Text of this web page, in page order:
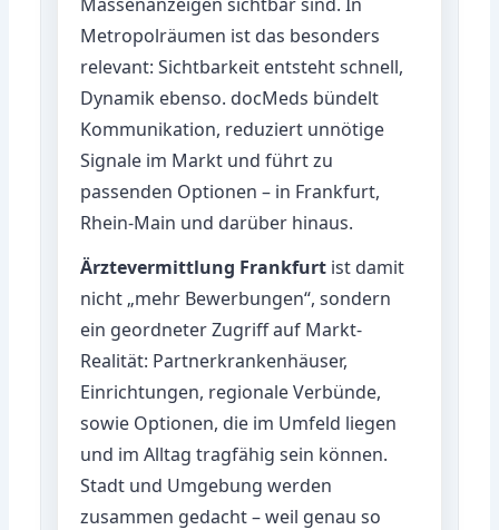
Metropolräumen ist das besonders
relevant: Sichtbarkeit entsteht schnell,
Dynamik ebenso. docMeds bündelt
Kommunikation, reduziert unnötige
Signale im Markt und führt zu
passenden Optionen – in Frankfurt,
Rhein-Main und darüber hinaus.
Ärztevermittlung Frankfurt ist damit
nicht „mehr Bewerbungen“, sondern
ein geordneter Zugriff auf Markt-
Realität: Partnerkrankenhäuser,
Einrichtungen, regionale Verbünde,
sowie Optionen, die im Umfeld liegen
und im Alltag tragfähig sein können.
Stadt und Umgebung werden
zusammen gedacht – weil genau so